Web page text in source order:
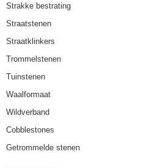
Strakke bestrating
Straatstenen
Straatklinkers
Trommelstenen
Tuinstenen
Waalformaat
Wildverband
Cobblestones
Getrommelde stenen